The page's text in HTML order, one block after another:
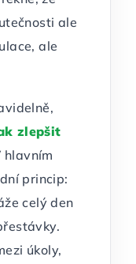
ale
ale
zlepšit
hlavním
princip:
celý den
úkoly,